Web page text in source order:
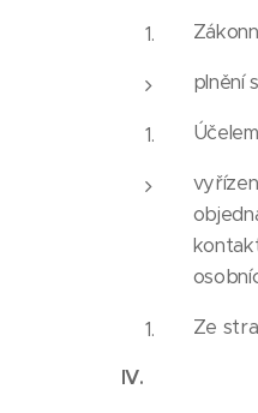
plnění
Ze
IV.